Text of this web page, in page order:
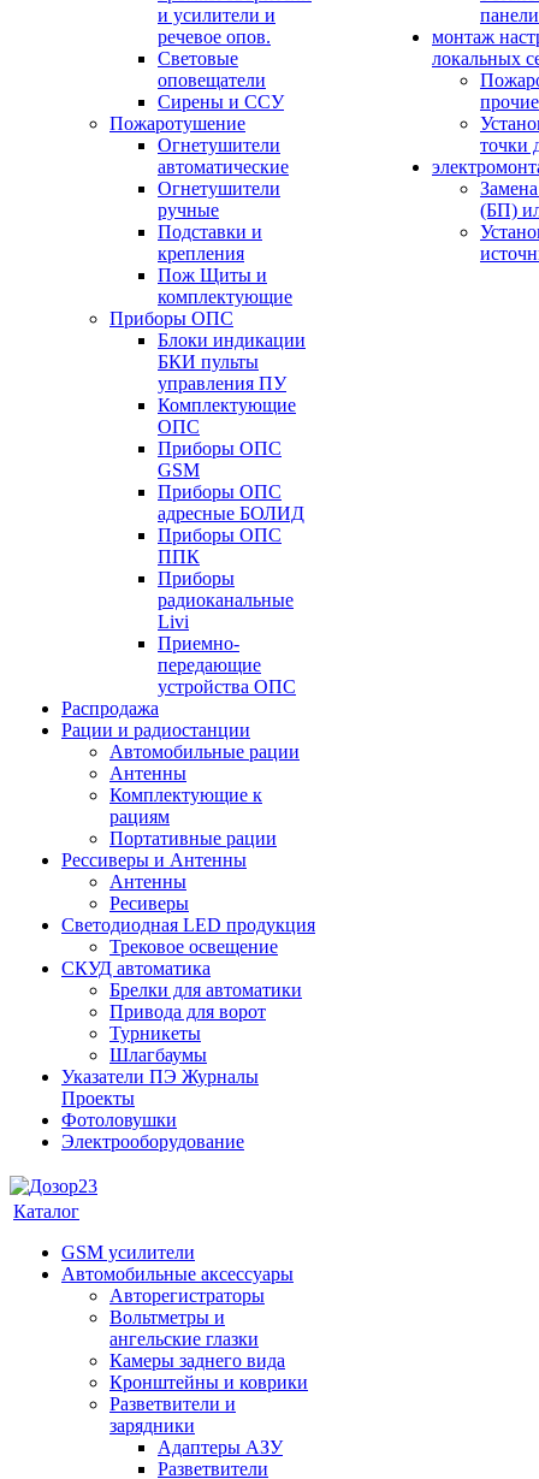
и усилители и
речевое опов.
Световые
оповещатели
Сирены и ССУ
Пожаротушение
Огнетушители
автоматические
Огнетушители
ручные
Подставки и
крепления
Пож Щиты и
комплектующие
Приборы ОПС
Блоки индикации
БКИ пульты
управления ПУ
Комплектующие
ОПС
Приборы ОПС
GSM
Приборы ОПС
адресные БОЛИД
Приборы ОПС
ППК
Приборы
радиоканальные
Livi
Приемно-
передающие
устройства ОПС
Распродажа
Рации и радиостанции
Автомобильные рации
Антенны
Комплектующие к
рациям
Портативные рации
Рессиверы и Антенны
Антенны
Ресиверы
Светодиодная LED продукция
Трековое освещение
СКУД автоматика
Брелки для автоматики
Привода для ворот
Турникеты
Шлагбаумы
Указатели ПЭ Журналы
Проекты
Фотоловушки
Электрооборудование
панели
монтаж
локальных
точки
(БП)
Каталог
GSM усилители
Автомобильные аксессуары
Авторегистраторы
Вольтметры и
ангельские глазки
Камеры заднего вида
Кронштейны и коврики
Разветвители и
зарядники
Адаптеры АЗУ
Разветвители